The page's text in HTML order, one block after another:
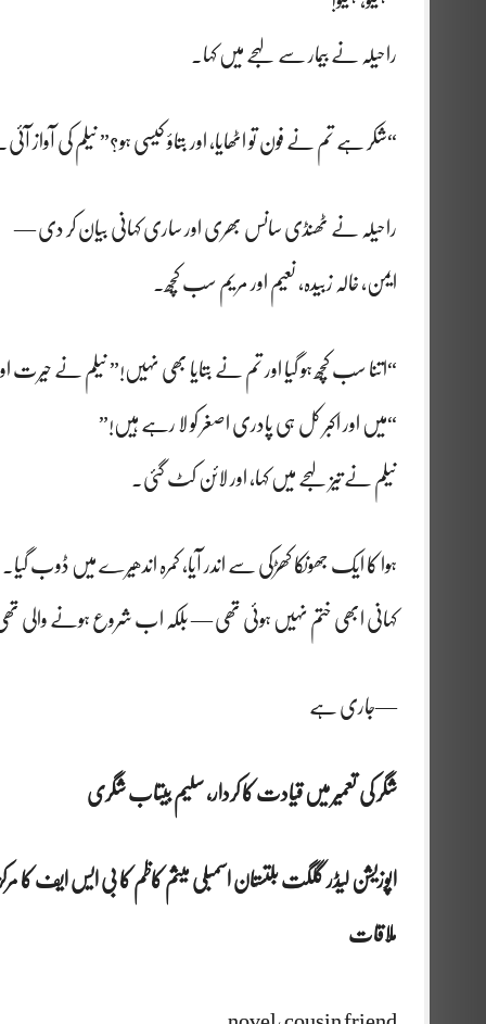
راحیلہ نے بیمار سے لہجے میں کہا۔
“شکر ہے تم نے فون تو اٹھایا، اور بتاؤ کیسی ہو؟” نیلم کی آواز آئی۔
راحیلہ نے ٹھنڈی سانس بھری اور ساری کہانی بیان کر دی —
ایمن، خالہ زبیدہ، نعیم اور مریم سب کچھ۔
“اتنا سب کچھ ہو گیا اور تم نے بتایا بھی نہیں!” نیلم نے حیرت
“میں اور اکبر کل ہی پادری اصغر کو لا رہے ہیں!”
نیلم نے تیز لہجے میں کہا، اور لائن کٹ گئی۔
ہوا کا ایک جھونکا کھڑکی سے اندر آیا، کمرہ اندھیرے میں ڈوب گیا۔
کہانی ابھی ختم نہیں ہوئی تھی — بلکہ اب شروع ہونے والی
—جاری ہے
شگر کی تعمیر میں قیادت کا کردار، سلیم بیتاب شگری
اپوزیشن لیڈر گلگت بلتستان اسمبلی میثم کاظم کا بی ایس ایف کا
ملاقات